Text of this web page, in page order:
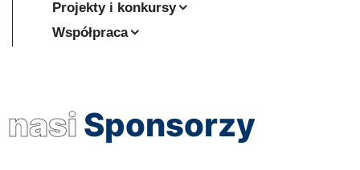
Projekty i konkursy
Współpraca
nasi Sponsorzy